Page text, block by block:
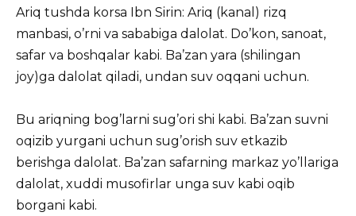
Ariq tushda korsa Ibn Sirin: Ariq (kanal) rizq
manbasi, o’rni va sababiga dalolat. Do’kon, sanoat,
safar va boshqalar kabi. Ba’zan yara (shilingan
joy)ga dalolat qiladi, undan suv oqqani uchun.
Bu ariqning bog’larni sug’ori shi kabi. Ba’zan suvni
oqizib yurgani uchun sug’orish suv etkazib
berishga dalolat. Ba’zan safarning markaz yo’llariga
dalolat, xuddi musofirlar unga suv kabi oqib
borgani kabi.